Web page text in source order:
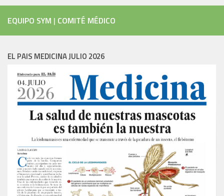
EQUIPO SYM | COMITÉ MÉDICO
EL PAIS MEDICINA JULIO 2026